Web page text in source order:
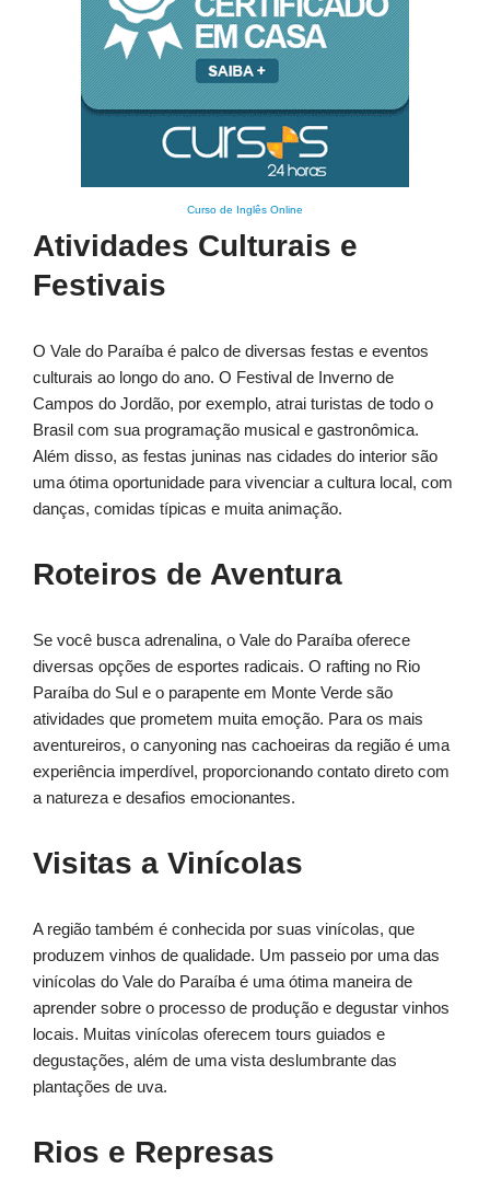
Curso de Inglês Online
Atividades Culturais e
Festivais
O Vale do Paraíba é palco de diversas festas e eventos
culturais ao longo do ano. O Festival de Inverno de
Campos do Jordão, por exemplo, atrai turistas de todo o
Brasil com sua programação musical e gastronômica.
Além disso, as festas juninas nas cidades do interior são
uma ótima oportunidade para vivenciar a cultura local, com
danças, comidas típicas e muita animação.
Roteiros de Aventura
Se você busca adrenalina, o Vale do Paraíba oferece
diversas opções de esportes radicais. O rafting no Rio
Paraíba do Sul e o parapente em Monte Verde são
atividades que prometem muita emoção. Para os mais
aventureiros, o canyoning nas cachoeiras da região é uma
experiência imperdível, proporcionando contato direto com
a natureza e desafios emocionantes.
Visitas a Vinícolas
A região também é conhecida por suas vinícolas, que
produzem vinhos de qualidade. Um passeio por uma das
vinícolas do Vale do Paraíba é uma ótima maneira de
aprender sobre o processo de produção e degustar vinhos
locais. Muitas vinícolas oferecem tours guiados e
degustações, além de uma vista deslumbrante das
plantações de uva.
Rios e Represas